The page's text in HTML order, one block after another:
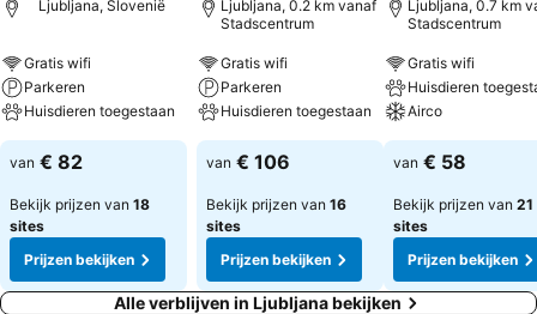
Ljubljana, Slovenië
Gratis wifi
Parkeren
Huisdieren toegestaan
van € 82
Bekijk prijzen van 18
sites
Prijzen bekijken
Ljubljana, 0.2 km vanaf
Stadscentrum
Gratis wifi
Parkeren
Huisdieren toegestaan
van € 106
Bekijk prijzen van 16
sites
Prijzen bekijken
Ljubljana, 0.7 km
Stadscentrum
Gratis wifi
Huisdieren
Airco
van € 58
Bekijk prijzen van 21
sites
Prijzen bekijken
Alle verblijven in Ljubljana bekijken